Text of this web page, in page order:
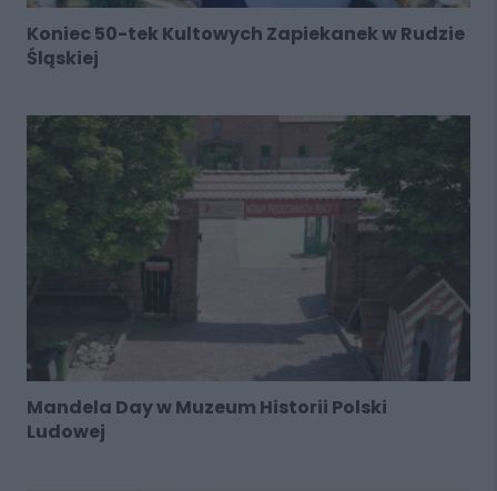
Koniec 50-tek Kultowych Zapiekanek w Rudzie
Śląskiej
Mandela Day w Muzeum Historii Polski
Ludowej